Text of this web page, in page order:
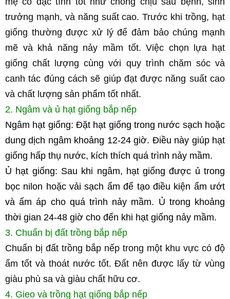
trưởng mạnh, và năng suất cao. Trước khi trồng, hạt
giống thường được xử lý để đảm bảo chúng mạnh
mẽ và khả năng nảy mầm tốt. Việc chọn lựa hạt
giống chất lượng cùng với quy trình chăm sóc và
canh tác đúng cách sẽ giúp đạt được năng suất cao
và chất lượng sản phẩm tốt nhất.
2. Ngâm và ủ hạt giống bắp nếp
Ngâm hạt giống: Đặt hạt giống trong nước sạch hoặc
dung dịch ngâm khoảng 12-24 giờ. Điều này giúp hạt
giống hấp thụ nước, kích thích quá trình nảy mầm.
Ủ hạt giống: Sau khi ngâm, hạt giống được ủ trong
bọc nilon hoặc vải sạch ẩm để tạo điều kiện ẩm ướt
và ấm áp cho quá trình nảy mầm. Ủ trong khoảng
thời gian 24-48 giờ cho đến khi hạt giống nảy mầm.
3. Chuẩn bị đất trồng bắp nếp
Chuẩn bị đất trồng bắp nếp trong một khu vực có độ
ẩm tốt và thoát nước tốt. Đất nên được lấy từ vùng
giàu phù sa và giàu chất hữu cơ.
4. Gieo và trồng hạt giống bắp nếp